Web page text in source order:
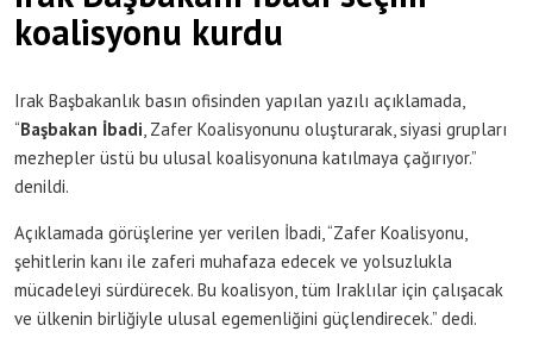
koalisyonu kurdu
Irak Başbakanlık basın ofisinden yapılan yazılı açıklamada,
“Başbakan İbadi , Zafer Koalisyonunu oluşturarak, siyasi grupları
mezhepler üstü bu ulusal koalisyonuna katılmaya çağırıyor.”
denildi.
Açıklamada görüşlerine yer verilen İbadi, “Zafer Koalisyonu,
şehitlerin kanı ile zaferi muhafaza edecek ve yolsuzlukla
mücadeleyi sürdürecek. Bu koalisyon, tüm Iraklılar için çalışacak
ve ülkenin birliğiyle ulusal egemenliğini güçlendirecek.” dedi.